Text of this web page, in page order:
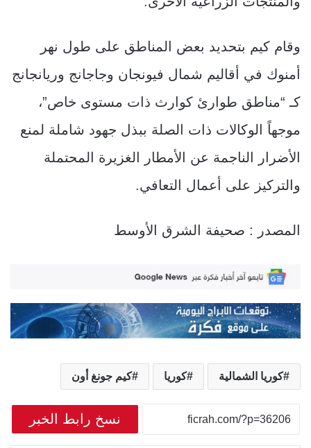
وقام كيم بتحديد بعض المناطق على طول نهر
أمنوك في أقاليم شمال فيونجان وجاجانج وريانجانج
كـ “مناطق طوارئ كوارث ذات مستوى خاص”،
موجهاً الوكالات ذات الصلة ببذل جهود شاملة لمنع
الأضرار الناجمة عن الأمطار الغزيرة المحتملة
والتركيز على أعمال التعافي.
المصدر : صحيفة الشرق الأوسط
كوريا الشمالية كوريا كيم جونغ أون
نسخ رابط الخبر